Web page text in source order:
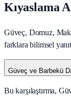
Kıyaslama
Güveç, Domuz,
farklara bilimsel
Güveç ve Barbekü
Bu karşılaştırma,